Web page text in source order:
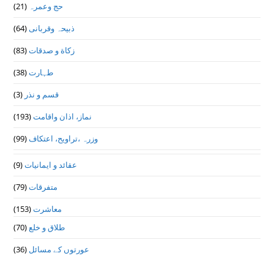
حج وعمرہ (21)
ذبیحہ وقربانی(64)
زکاة و صدقات(83)
طہارت(38)
قسم و نذر (3)
نماز، اذان واقامت(193)
وزرہ ،تراويح، اعتكاف(99)
عقائد و ایمانیات(9)
متفرقات(79)
معاشرت(153)
طلاق و خلع(70)
عورتوں کے مسائل (36)